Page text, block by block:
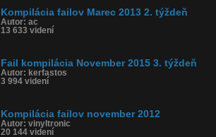
Kompilácia failov Marec 2013 2. týždeň
Autor: ac
13 633 videní
Fail kompilácia November 2015 3. týždeň
Autor: kerfastos
3 994 videní
Kompilácia failov november 2012
Autor: vinyltronic
20 144 videní